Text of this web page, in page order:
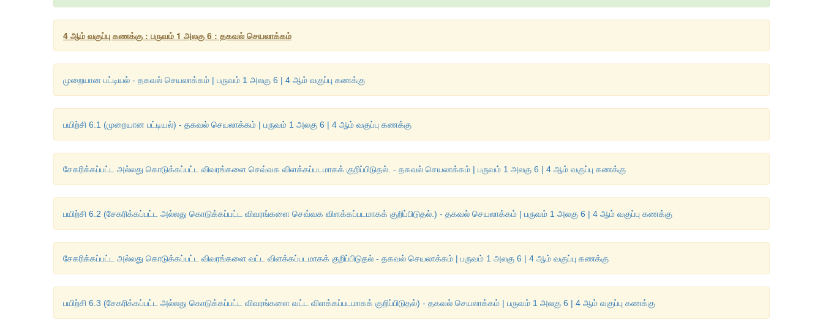
4 ஆம் வகுப்பு கணக்கு : பருவம் 1 அலகு 6 : தகவல் செயலாக்கம்
முறையான பட்டியல் - தகவல் செயலாக்கம் | பருவம் 1 அலகு 6 | 4 ஆம் வகுப்பு கணக்கு
பயிற்சி 6.1 (முறையான பட்டியல்) - தகவல் செயலாக்கம் | பருவம் 1 அலகு 6 | 4 ஆம் வகுப்பு கணக்கு
சேகரிக்கப்பட்ட அல்லது கொடுக்கப்பட்ட விவரங்களை செவ்வக விளக்கப்படமாகக் குறிப்பிடுதல். - தகவல் செயலாக்கம் | பருவம் 1 அலகு 6 | 4 ஆம் வகுப்பு கணக்கு
பயிற்சி 6.2 (சேகரிக்கப்பட்ட அல்லது கொடுக்கப்பட்ட விவரங்களை செவ்வக விளக்கப்படமாகக் குறிப்பிடுதல்.) - தகவல் செயலாக்கம் | பருவம் 1 அலகு 6 | 4 ஆம் வகுப்பு கணக்கு
சேகரிக்கப்பட்ட அல்லது கொடுக்கப்பட்ட விவரங்களை வட்ட விளக்கப்படமாகக் குறிப்பிடுதல் - தகவல் செயலாக்கம் | பருவம் 1 அலகு 6 | 4 ஆம் வகுப்பு கணக்கு
பயிற்சி 6.3 (சேகரிக்கப்பட்ட அல்லது கொடுக்கப்பட்ட விவரங்களை வட்ட விளக்கப்படமாகக் குறிப்பிடுதல்) - தகவல் செயலாக்கம் | பருவம் 1 அலகு 6 | 4 ஆம் வகுப்பு கணக்கு